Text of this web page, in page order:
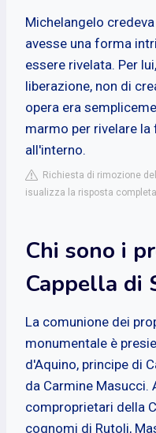
Michelangelo
avesse una forma
essere rivelata. Per
liberazione, non di
opera era
marmo per rivelare
all'interno.
Richiesta di rimozione
isualizza la risposta
Chi sono i
Cappella di
La comunione dei
monumentale è
d'Aquino, principe di
da Carmine
comproprietari della
cognomi di Rutoli,